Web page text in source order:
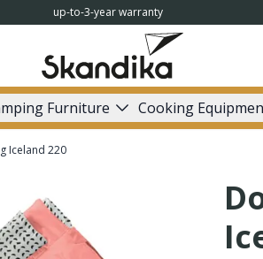
up-to-3-year warranty
Furniture Cooking
Iceland 220